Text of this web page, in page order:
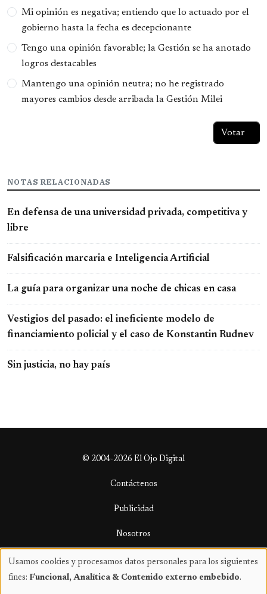
Opciones
Mi opinión es negativa; entiendo que lo actuado por el
gobierno hasta la fecha es decepcionante
Tengo una opinión favorable; la Gestión se ha anotado
logros destacables
Mantengo una opinión neutra; no he registrado
mayores cambios desde arribada la Gestión Milei
NOTAS RELACIONADAS
En defensa de una universidad privada, competitiva y
libre
Falsificación marcaria e Inteligencia Artificial
La guía para organizar una noche de chicas en casa
Vestigios del pasado: el ineficiente modelo de
financiamiento policial y el caso de Konstantin Rudnev
Sin justicia, no hay país
© 2004-2026 El Ojo Digital
Contáctenos
Publicidad
Nosotros
Términos y condiciones
Uso
Usamos cookies y procesamos datos personales para los siguientes
fines: Funcional, Analítica & Contenido externo embebido.